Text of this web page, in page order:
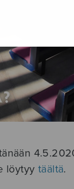
löytyy täältä.